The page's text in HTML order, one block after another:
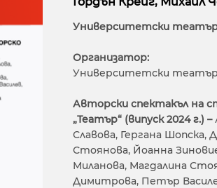
Университетски
Организатор:
Университетски
Авторски спектакъл на
„Театър“ (випуск 2024 г.) –
Славова, Гергана Шопска,
Стоянова, Йоанна
Миланова, Магдалина
Димитрова, Петър